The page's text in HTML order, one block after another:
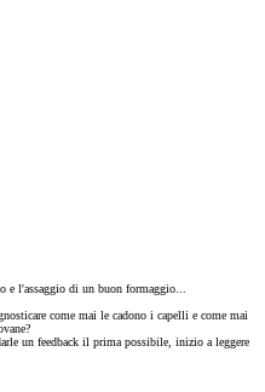
e l'assaggio di un buon formaggio...
come mai le cadono i capelli e come mai
un feedback il prima possibile, inizio a leggere